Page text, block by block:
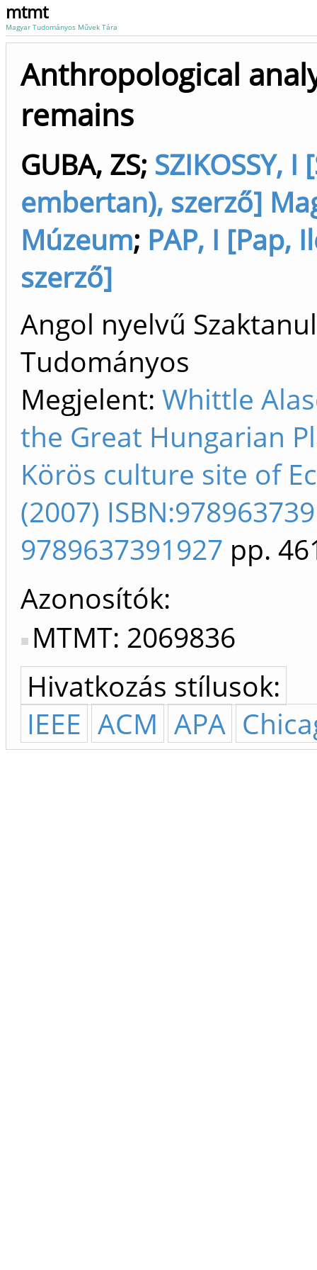
mtmt
Magyar Tudományos Művek Tára
Anthropological
remains
GUBA, ZS; SZIKOSSY,
embertan), szerző]
Múzeum; PAP, I [Pap,
szerző]
Angol nyelvű
Tudományos
Megjelent: Whittle
the Great Hungarian
Körös culture site of
(2007)
9789637391927 pp.
Azonosítók
MTMT: 2069836
Hivatkozás stílusok:
IEEE ACM APA